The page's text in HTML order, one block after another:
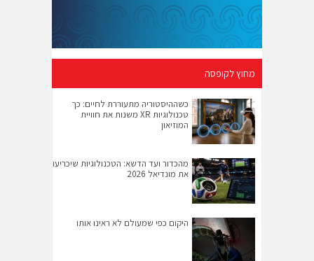
מחוץ לקופסה
כשההיסטוריה מתעוררת לחיים: כך
טכנולוגיות XR משנות את חוויית
המוזיאון
מהכדור ועד הדשא: הטכנולוגיות שיכריעו
את מונדיאל 2026
היקום כפי שמעולם לא ראינו אותו